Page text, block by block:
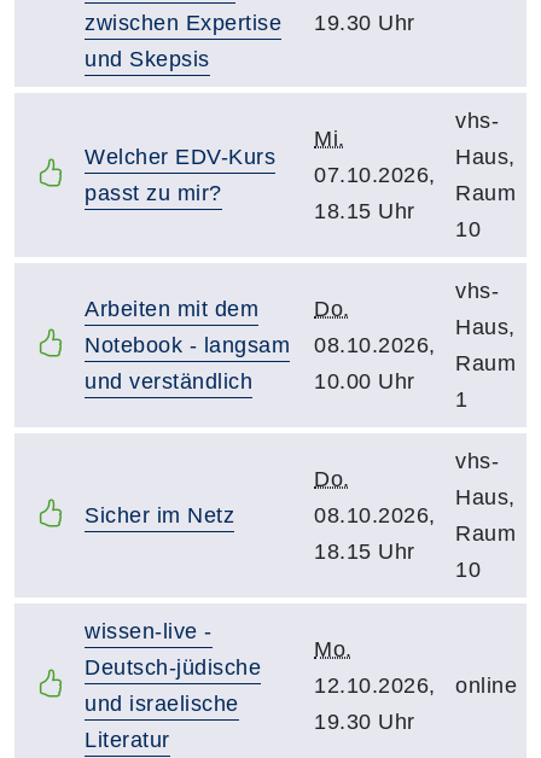
zwischen Expertise
und Skepsis
19.30 Uhr
Welcher EDV-Kurs
passt zu mir?
Mi.
07.10.2026,
18.15 Uhr
vhs-
Haus,
Raum
10
Arbeiten mit dem
Notebook - langsam
und verständlich
Do.
08.10.2026,
10.00 Uhr
vhs-
Haus,
Raum
1
Sicher im Netz
Do.
08.10.2026,
18.15 Uhr
vhs-
Haus,
Raum
10
wissen-live -
Deutsch-jüdische
und israelische
Literatur
Mo.
12.10.2026,
19.30 Uhr
online